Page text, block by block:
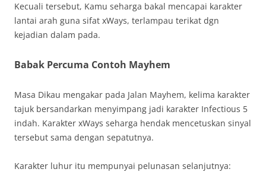
Kecuali tersebut, Kamu seharga bakal mencapai karakter
lantai arah guna sifat xWays, terlampau terikat dgn
kejadian dalam pada.
Babak Percuma Contoh Mayhem
Masa Dikau mengakar pada Jalan Mayhem, kelima karakter
tajuk bersandarkan menyimpang jadi karakter Infectious 5
indah. Karakter xWays seharga hendak mencetuskan sinyal
tersebut sama dengan sepatutnya.
Karakter luhur itu mempunyai pelunasan selanjutnya: